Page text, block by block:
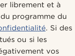
librement et à
programme du
. Si des
ou si les
vos